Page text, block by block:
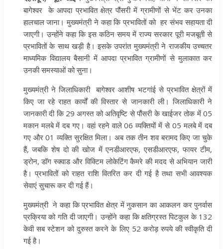
बागेश्वर के आपदा प्रभावित क्षेत्र पौंसरी में ग्रामीणों से भेंट कर उनका
हालचाल जाना। मुख्यमंत्री ने कहा कि प्रभावितों को हर संभव सहायता दी
जाएगी। उन्होंने कहा कि इस कठिन समय में राज्य सरकार पूरी मजबूती से
प्रभावितों के साथ खड़ी है। इसके उपरांत मुख्यमंत्री ने राजकीय उच्चतर
माध्यमिक विद्यालय बैसानी में आपदा प्रभावित ग्रामीणों से मुलाकात कर
उनकी समस्याओं को सुना।
मुख्यमंत्री ने जिलाधिकारी बागेश्वर आशीष भटगांई से प्रभावित क्षेत्रों में
किए जा रहे राहत कार्यों की विस्तार से जानकारी ली। जिलाधिकारी ने
जानकारी दी कि 29 अगस्त को अतिवृष्टि से पौंसरी के खाईजर तोक में 05
मकान मलबे में दब गए। वहां रहने वाले 06 व्यक्तियों में से 05 मलबे में दब
गए और 01 व्यक्ति सुरक्षित मिला। अब तक तीन शव बरामद किए जा चुके
हैं, जबकि शेष दो की खोज में एनडीआरएफ, एसडीआरएफ, फायर टीम,
ड्रोन, डॉग स्क्वाड और विक्टिम लोकेटिंग कैमरे की मदद से अभियान जारी
है। प्रभावितों को राहत राशि वितरित कर दी गई है तथा सभी आवश्यक
सेवाएं सुचारू कर दी गई हैं।
मुख्यमंत्री ने कहा कि प्रभावित क्षेत्र में नुकसान का आकलन कर पुनर्वास
प्रक्रिया को गति दी जाएगी। उन्होंने कहा कि क्षतिग्रस्त पिटकुल के 132
केवी सब स्टेशन को दुरुस्त करने के लिए 52 करोड़ रुपये की स्वीकृति दी
गई है।